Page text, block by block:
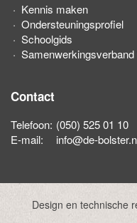
Kennis maken
Ondersteuningsprofiel
Schoolgids
Contact
Telefoon: (050) 525 01 10
E-mail:
info@de-
Design en technische